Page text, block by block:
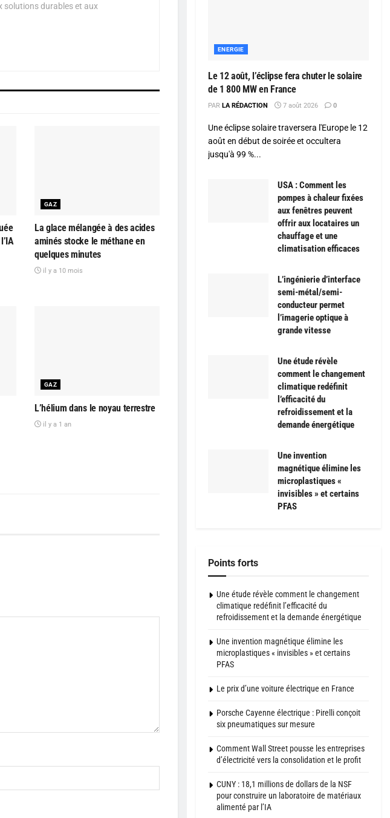
solutions durables et aux
GAZ
La glace mélangée à des acides
aminés stocke le méthane en
quelques minutes
il y a 10 mois
GAZ
L’hélium dans le noyau terrestre
il y a 1 an
ENERGIE
Le 12 août, l’éclipse fera chuter le solaire
de 1 800 MW en France
PAR LA RÉDACTION 7 août 2026 0
Une éclipse solaire traversera l'Europe le 12
août en début de soirée et occultera
jusqu'à 99 %...
USA : Comment les
pompes à chaleur fixées
aux fenêtres peuvent
offrir aux locataires un
chauffage et une
climatisation efficaces
L’ingénierie d’interface
semi-métal/semi-
conducteur permet
l’imagerie optique à
grande vitesse
Une étude révèle
comment le changement
climatique redéfinit
l’efficacité du
refroidissement et la
demande énergétique
Une invention
magnétique élimine les
microplastiques «
invisibles » et certains
PFAS
Points forts
Une étude révèle comment le changement
climatique redéfinit l’efficacité du
refroidissement et la demande énergétique
Une invention magnétique élimine les
microplastiques « invisibles » et certains
PFAS
Le prix d’une voiture électrique en France
Porsche Cayenne électrique : Pirelli conçoit
six pneumatiques sur mesure
Comment Wall Street pousse les entreprises
d’électricité vers la consolidation et le profit
CUNY : 18,1 millions de dollars de la NSF
pour construire un laboratoire de matériaux
alimenté par l’IA